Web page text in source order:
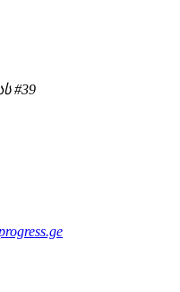
#39